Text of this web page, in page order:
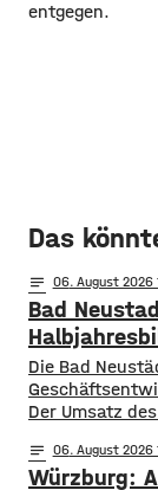
entgegen.
Das
notes 06. August 2026
Bad
Die Bad
Der Umsatz
Von Januar bis
Patienten
notes 06. August 2026
Würzburg: